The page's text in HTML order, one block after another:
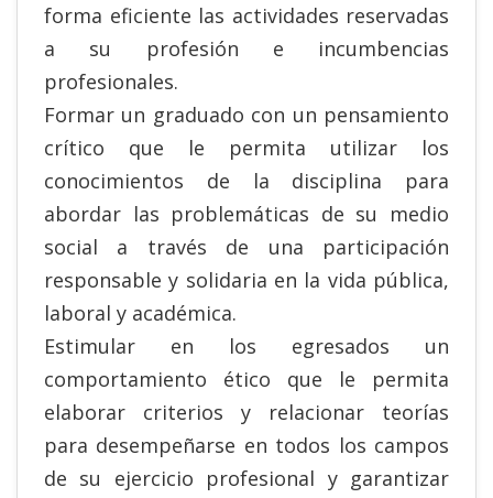
forma eficiente las actividades reservadas
a su profesión e incumbencias
profesionales.
Formar un graduado con un pensamiento
crítico que le permita utilizar los
conocimientos de la disciplina para
abordar las problemáticas de su medio
social a través de una participación
responsable y solidaria en la vida pública,
laboral y académica.
Estimular en los egresados un
comportamiento ético que le permita
elaborar criterios y relacionar teorías
para desempeñarse en todos los campos
de su ejercicio profesional y garantizar